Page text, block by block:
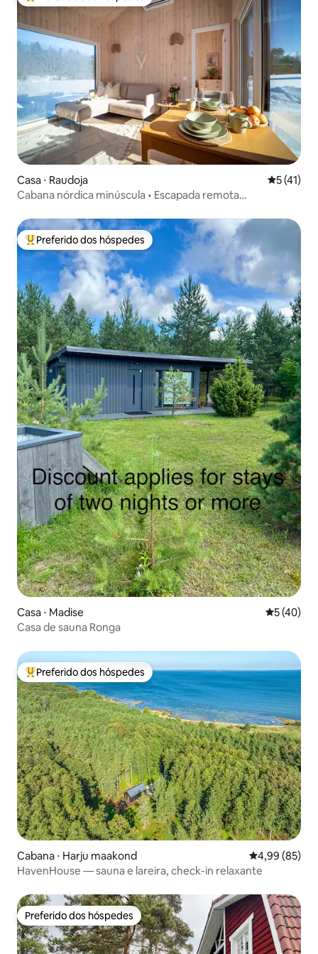
Casa ⋅ Raudoja 5 de uma
5 (41)
Cabana nórdica minúscula • Escapada remota
Entre os melhores preferidos dos hóspedes
Preferido dos hóspedes
Casa ⋅ Madise 5 de uma
5 (40)
Casa de sauna Ronga
Entre os melhores preferidos dos hóspedes
Preferido dos hóspedes
Cabana ⋅ Harju maakond 4,99 de uma
4,99 (85)
HavenHouse — sauna e lareira, check-in relaxante
Preferido dos hóspedes
Preferido dos hóspedes